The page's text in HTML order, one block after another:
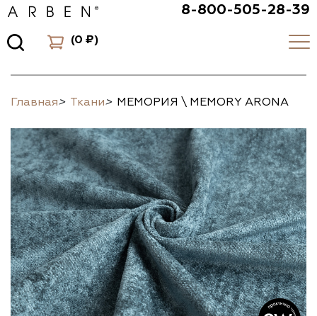
8-800-505-28-39
(0 ₽)
Главная> Ткани> МЕМОРИЯ \ MEMORY ARONA